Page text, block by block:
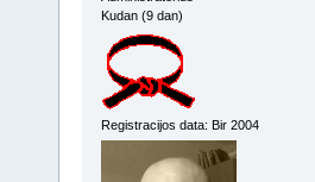
Kudan (9 dan)
Registracijos data: Bir 2004